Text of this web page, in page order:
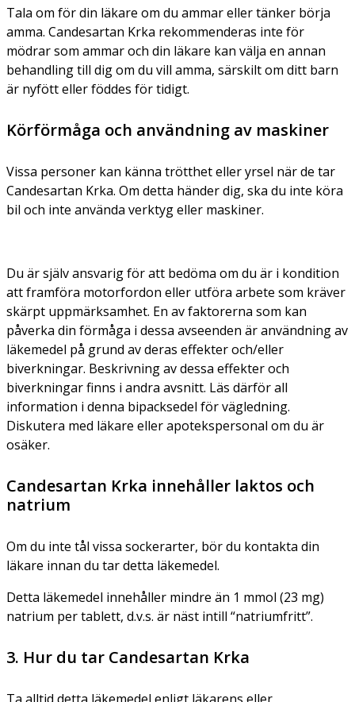
Tala om för din läkare om du ammar eller tänker börja
amma. Candesartan Krka rekommenderas inte för
mödrar som ammar och din läkare kan välja en annan
behandling till dig om du vill amma, särskilt om ditt barn
är nyfött eller föddes för tidigt.
Körförmåga och användning av maskiner
Vissa personer kan känna trötthet eller yrsel när de tar
Candesartan Krka. Om detta händer dig, ska du inte köra
bil och inte använda verktyg eller maskiner.
Du är själv ansvarig för att bedöma om du är i kondition
att framföra motorfordon eller utföra arbete som kräver
skärpt uppmärksamhet. En av faktorerna som kan
påverka din förmåga i dessa avseenden är användning av
läkemedel på grund av deras effekter och/eller
biverkningar. Beskrivning av dessa effekter och
biverkningar finns i andra avsnitt. Läs därför all
information i denna bipacksedel för vägledning.
Diskutera med läkare eller apotekspersonal om du är
osäker.
Candesartan Krka innehåller laktos och
natrium
Om du inte tål vissa sockerarter, bör du kontakta din
läkare innan du tar detta läkemedel.
Detta läkemedel innehåller mindre än 1 mmol (23 mg)
natrium per tablett, d.v.s. är näst intill “natriumfritt”.
3. Hur du tar Candesartan Krka